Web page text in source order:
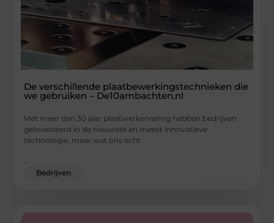
De verschillende plaatbewerkingstechnieken die
we gebruiken – De10ambachten.nl
Met meer dan 30 jaar plaatwerkervaring hebben bedrijven
geïnvesteerd in de nieuwste en meest innovatieve
technologie, maar wat ons echt
Bedrijven